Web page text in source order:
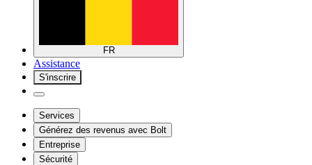
FR
Assistance
S'inscrire
Services
Générez des revenus avec Bolt
Entreprise
Sécurité